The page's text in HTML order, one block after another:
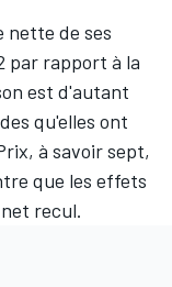
nette de ses
par rapport à la
est d'autant
qu'elles ont
à savoir sept,
que les effets
recul.